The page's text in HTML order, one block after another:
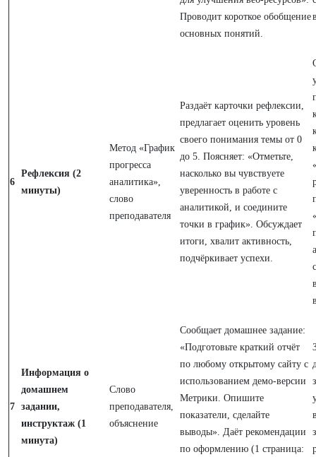
Проводит короткое обобщение
основных понятий.
6
Рефлексия (2
минуты)
Метод «График
прогресса
аналитика»,
слово
преподавателя
Раздаёт карточки рефлексии,
предлагает оценить уровень
своего понимания темы от 0
до 5. Поясняет: «Отметьте,
насколько вы чувствуете
уверенность в работе с
аналитикой, и соедините
точки в график». Обсуждает
итоги, хвалит активность,
подчёркивает успехи.
7
Информация о
домашнем
задании,
инструктаж (1
минута)
Слово
преподавателя,
объяснение
Сообщает домашнее задание:
«Подготовьте краткий отчёт
по любому открытому сайту с
использованием демо-версии
Метрики. Опишите
показатели, сделайте
выводы». Даёт рекомендации
по оформлению (1 страница: